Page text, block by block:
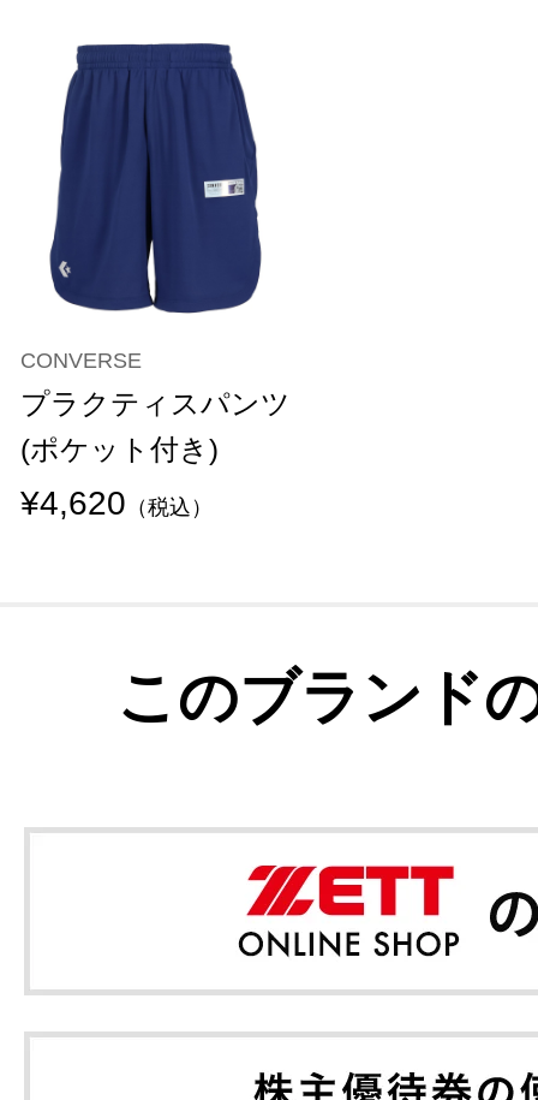
CONVERSE
プラクティスパンツ
(ポケット付き)
¥4,620 （税込）
このブランド